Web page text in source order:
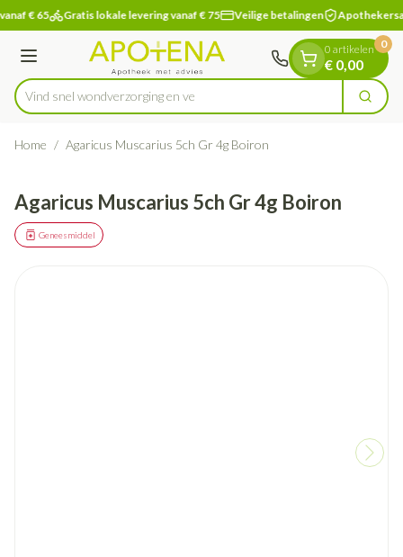
Ga naar de inhoud
1 van 1
€ 65 Gratis lokale levering vanaf € 75 Veilige betalingen
Menu
Product, merk, categorie...
Vind snel wondverzorging Zoek
0 artikelen
€ 0,00
0
Home / Agaricus Muscarius 5ch Gr 4g Boiron
Agaricus Muscarius 5ch Gr 4g Boiron
Geneesmiddel